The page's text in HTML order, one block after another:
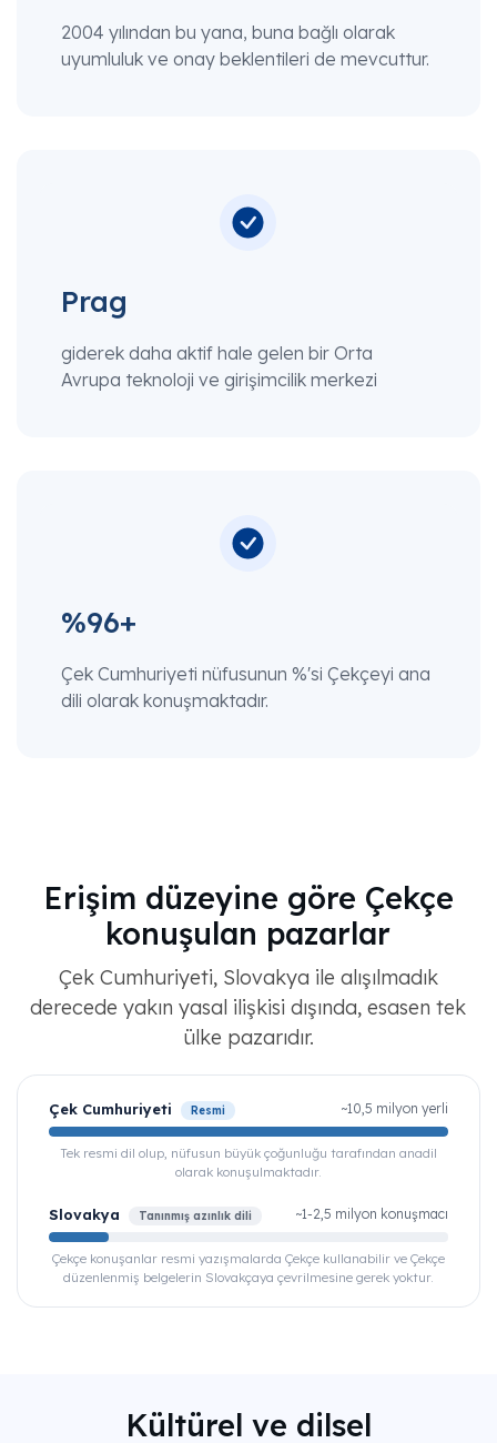
2004 yılından bu yana, buna bağlı olarak
uyumluluk ve onay beklentileri de mevcuttur.
Prag
giderek daha aktif hale gelen bir Orta
Avrupa teknoloji ve girişimcilik merkezi
%96+
Çek Cumhuriyeti nüfusunun %'si Çekçeyi ana
dili olarak konuşmaktadır.
Erişim düzeyine göre Çekçe
konuşulan pazarlar
Çek Cumhuriyeti, Slovakya ile alışılmadık
derecede yakın yasal ilişkisi dışında, esasen tek
ülke pazarıdır.
Çek Cumhuriyeti Resmi ~10,5 milyon yerli
Tek resmi dil olup, nüfusun büyük çoğunluğu tarafından anadil
olarak konuşulmaktadır.
Slovakya Tanınmış azınlık dili ~1-2,5 milyon konuşmacı
Çekçe konuşanlar resmi yazışmalarda Çekçe kullanabilir ve Çekçe
düzenlenmiş belgelerin Slovakçaya çevrilmesine gerek yoktur.
Kültürel ve dilsel